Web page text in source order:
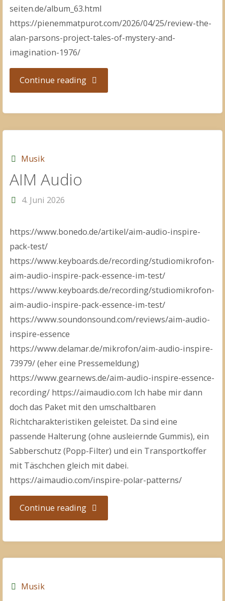
seiten.de/album_63.html
https://pienemmatpurot.com/2026/04/25/review-the-
alan-parsons-project-tales-of-mystery-and-
imagination-1976/
Continue reading"Tales
Mystery
Poe"
Musik
AIM Audio
4. Juni 2026
https://www.bonedo.de/artikel/aim-audio-inspire-
pack-test/
https://www.keyboards.de/recording/studiomikrofon-
aim-audio-inspire-pack-essence-im-test/
https://www.keyboards.de/recording/studiomikrofon-
aim-audio-inspire-pack-essence-im-test/
https://www.soundonsound.com/reviews/aim-audio-
inspire-essence
https://www.delamar.de/mikrofon/aim-audio-inspire-
73979/ (eher eine Pressemeldung)
https://www.gearnews.de/aim-audio-inspire-essence-
recording/ https://aimaudio.com Ich habe mir dann
doch das Paket mit den umschaltbaren
Richtcharakteristiken geleistet. Da sind eine
passende Halterung (ohne ausleiernde Gummis), ein
Sabberschutz (Popp-Filter) und ein Transportkoffer
mit Täschchen gleich mit dabei.
https://aimaudio.com/inspire-polar-patterns/
Continue reading"AIM
Musik